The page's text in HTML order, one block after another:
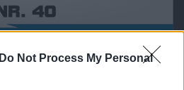
Do Not Process My Personal